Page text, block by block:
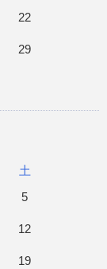
22
29
土
5
12
19